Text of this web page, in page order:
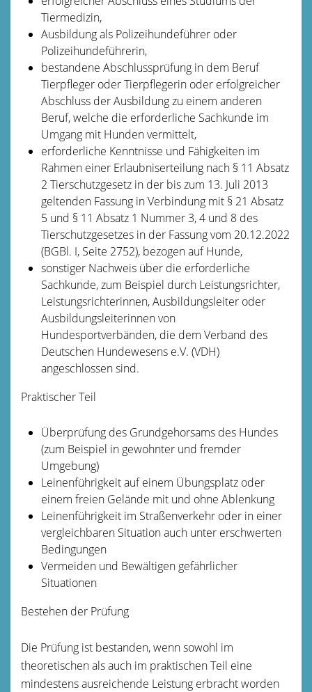
Tiermedizin,
Ausbildung als Polizeihundeführer oder
Polizeihundeführerin,
bestandene Abschlussprüfung in dem Beruf
Tierpfleger oder Tierpflegerin oder erfolgreicher
Abschluss der Ausbildung zu einem anderen
Beruf, welche die erforderliche Sachkunde im
Umgang mit Hunden vermittelt,
erforderliche Kenntnisse und Fähigkeiten im
Rahmen einer Erlaubniserteilung nach § 11 Absatz
2 Tierschutzgesetz in der bis zum 13. Juli 2013
geltenden Fassung in Verbindung mit § 21 Absatz
5 und § 11 Absatz 1 Nummer 3, 4 und 8 des
Tierschutzgesetzes in der Fassung vom 20.12.2022
(BGBl. I, Seite 2752), bezogen auf Hunde,
sonstiger Nachweis über die erforderliche
Sachkunde, zum Beispiel durch Leistungsrichter,
Leistungsrichterinnen, Ausbildungsleiter oder
Ausbildungsleiterinnen von
Hundesportverbänden, die dem Verband des
Deutschen Hundewesens e.V. (VDH)
angeschlossen sind.
Praktischer Teil
Überprüfung des Grundgehorsams des Hundes
(zum Beispiel in gewohnter und fremder
Umgebung)
Leinenführigkeit auf einem Übungsplatz oder
einem freien Gelände mit und ohne Ablenkung
Leinenführigkeit im Straßenverkehr oder in einer
vergleichbaren Situation auch unter erschwerten
Bedingungen
Vermeiden und Bewältigen gefährlicher
Situationen
Bestehen der Prüfung
Die Prüfung ist bestanden, wenn sowohl im
theoretischen als auch im praktischen Teil eine
mindestens ausreichende Leistung erbracht worden